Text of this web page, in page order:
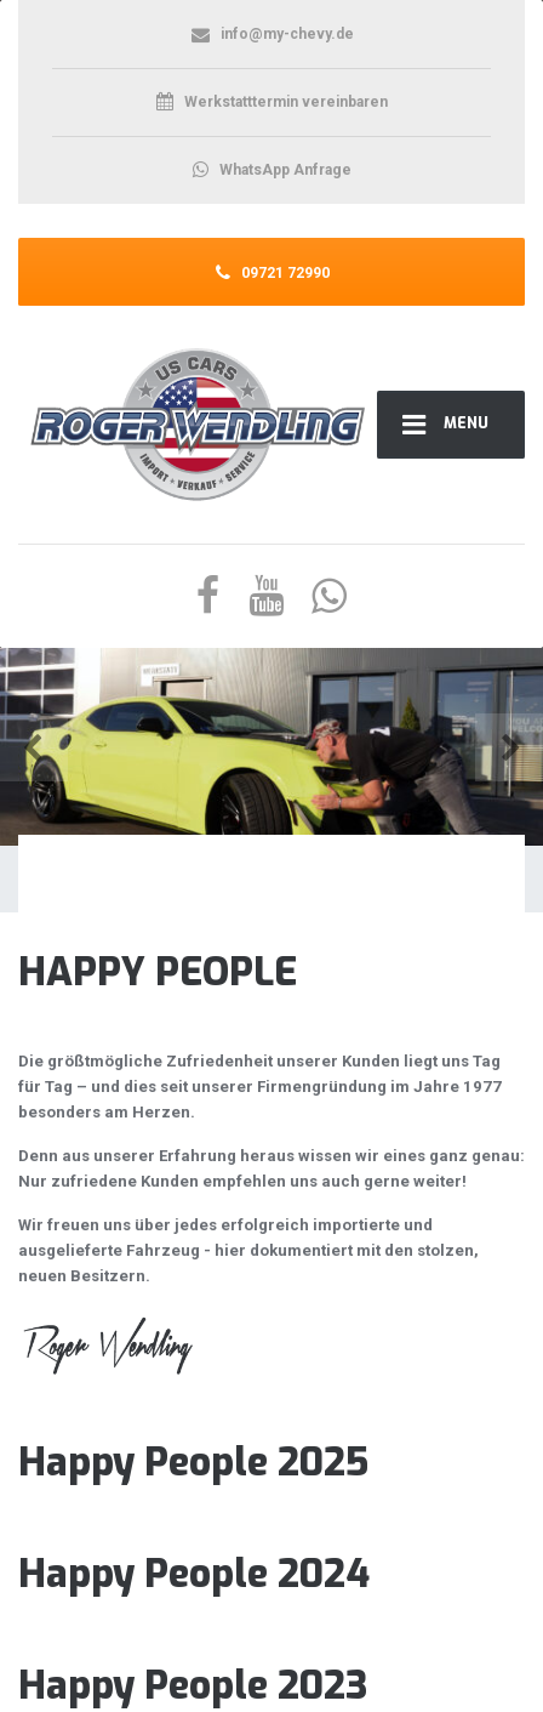
MENU
info@my-chevy.de
Werkstatttermin vereinbaren
WhatsApp Anfrage
09721 72990
HAPPY PEOPLE
Die größtmögliche Zufriedenheit unserer Kunden liegt uns Tag
für Tag – und dies seit unserer Firmengründung im Jahre 1977
besonders am Herzen.
Denn aus unserer Erfahrung heraus wissen wir eines ganz genau:
Nur zufriedene Kunden empfehlen uns auch gerne weiter!
Wir freuen uns über jedes erfolgreich importierte und
ausgelieferte Fahrzeug - hier dokumentiert mit den stolzen,
neuen Besitzern.
Happy People 2025
Happy People 2024
Happy People 2023